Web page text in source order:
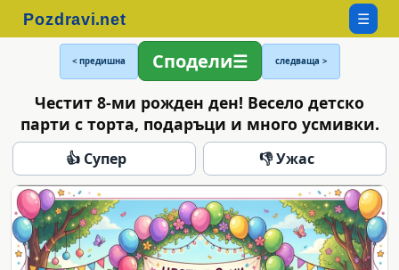
☰
< предишна Сподели следваща >
Честит 8-ми рожден ден! Весело детско
парти с торта, подаръци и много усмивки.
👍 Супер 👎 Ужас